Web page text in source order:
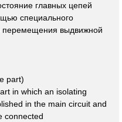
главных цепей
специального
перемещения выдвижной
part)
in which an isolating
in the main circuit and
connected